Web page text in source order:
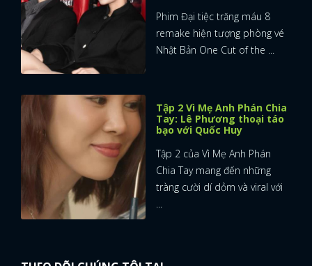
Phim Đại tiệc trăng máu 8
remake hiện tượng phòng vé
Nhật Bản One Cut of the ...
Tập 2 Vì Mẹ Anh Phán Chia
Tay: Lê Phương thoại táo
bạo với Quốc Huy
Tập 2 của Vì Mẹ Anh Phán
Chia Tay mang đến những
tràng cười dí dỏm và viral với